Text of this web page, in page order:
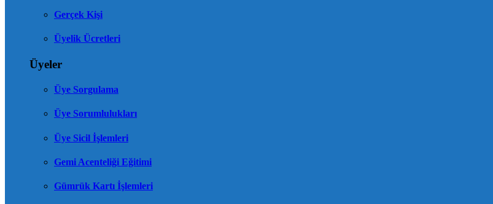
Gerçek Kişi
Üyelik Ücretleri
Üyeler
Üye Sorgulama
Üye Sorumlulukları
Üye Sicil İşlemleri
Gemi Acenteliği Eğitimi
Gümrük Kartı İşlemleri